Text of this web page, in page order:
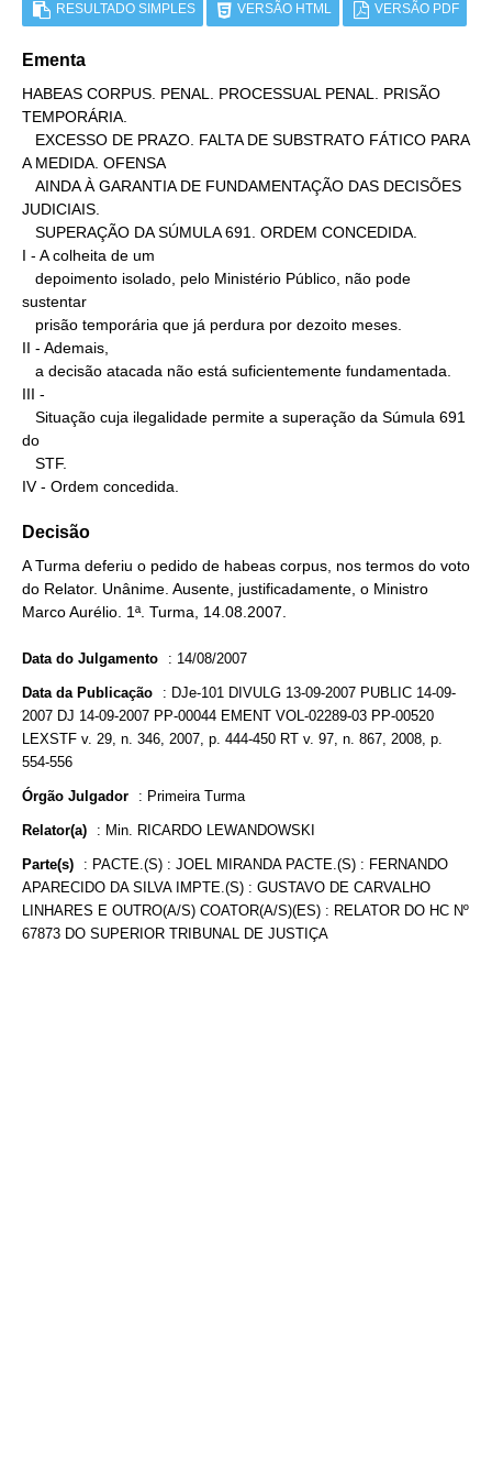
RESULTADO SIMPLES VERSÃO HTML VERSÃO PDF
Ementa
HABEAS CORPUS. PENAL. PROCESSUAL PENAL. PRISÃO
TEMPORÁRIA.
A MEDIDA. OFENSA
JUDICIAIS.
I - A colheita de um
sustentar
II - Ademais,
III -
do
IV - Ordem concedida.
Decisão
A Turma deferiu o pedido de habeas corpus, nos termos do voto
do Relator. Unânime. Ausente, justificadamente, o Ministro
Marco Aurélio. 1ª. Turma, 14.08.2007.
Data do Julgamento : 14/08/2007
Data da Publicação : DJe-101 DIVULG 13-09-2007 PUBLIC 14-09-
2007 DJ 14-09-2007 PP-00044 EMENT VOL-02289-03 PP-00520
LEXSTF v. 29, n. 346, 2007, p. 444-450 RT v. 97, n. 867, 2008, p.
554-556
Órgão Julgador : Primeira Turma
Relator(a) : Min. RICARDO LEWANDOWSKI
Parte(s) : PACTE.(S) : JOEL MIRANDA PACTE.(S) : FERNANDO
APARECIDO DA SILVA IMPTE.(S) : GUSTAVO DE CARVALHO
LINHARES E OUTRO(A/S) COATOR(A/S)(ES) : RELATOR DO HC Nº
67873 DO SUPERIOR TRIBUNAL DE JUSTIÇA